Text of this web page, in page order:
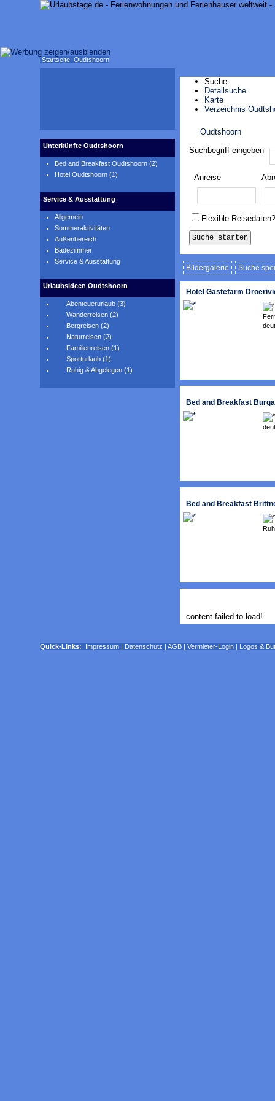
Startseite Oudtshoorn
Karte anzeigen
Unterkünfte Oudtshoorn
Bed and Breakfast Oudtshoorn (2)
Hotel Oudtshoorn (1)
Service & Ausstattung
Allgemein
Sommeraktivitäten
Außenbereich
Badezimmer
Service & Ausstattung
Urlaubsideen Oudtshoorn
Abenteuerurlaub (3)
Wanderreisen (2)
Bergreisen (2)
Naturreisen (2)
Familienreisen (1)
Sporturlaub (1)
Ruhig & Abgelegen (1)
Suche
Detailsuche
Karte
Verzeichnis
Oudtshoorn
Suchbegriff eingeben
Anreise
Flexible
Bildergalerie Suche
Hotel Gästefarm
Bed and Breakfast
Bed and Breakfast
content failed to load!
Quick-Links: Impressum | Datenschutz | AGB | Vermieter-Login | Logos &